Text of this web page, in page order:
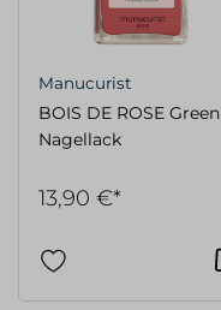
Manucurist
BOIS DE ROSE Green
Nagellack
13,90 €*